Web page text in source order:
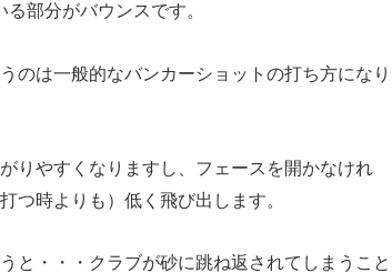
部分がバウンスです。
のは一般的なバンカーショットの打ち方になり
りやすくなりますし、フェースを開かなけれ
つ時よりも）低く飛び出します。
と・・・クラブが砂に跳ね返されてしまうこと